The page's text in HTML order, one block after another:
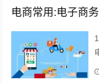
电商常用:电子商